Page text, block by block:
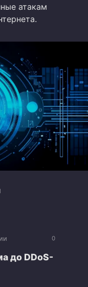
атакам
0
до DDoS-